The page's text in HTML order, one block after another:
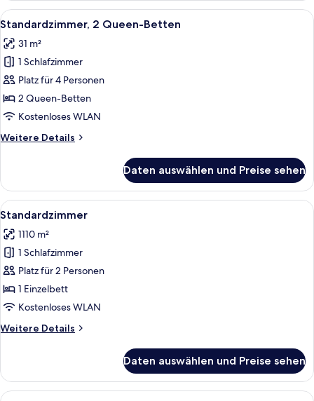
Bett
Alle
Fotos
für
Standardzimmer,
2 Queen-
Betten
anzeigen
Ein Hotelzimmer mit zwei Betten,
4
Standardzimmer, 2 Queen-Betten
31 m²
1 Schlafzimmer
Platz für 4 Personen
2 Queen-Betten
Kostenloses WLAN
Weitere Details
Weitere
2 Queen-
Betten
Daten auswählen und Preise sehen
Alle
Fotos
für
Standardzimmer
anzeigen
Ein modernes Hotelzimmer mit
4
Standardzimmer
1110 m²
1 Schlafzimmer
Platz für 2 Personen
1 Einzelbett
Kostenloses WLAN
Weitere Details
Weitere
Daten auswählen und Preise sehen
Ein modernes Hotelzimmer mit